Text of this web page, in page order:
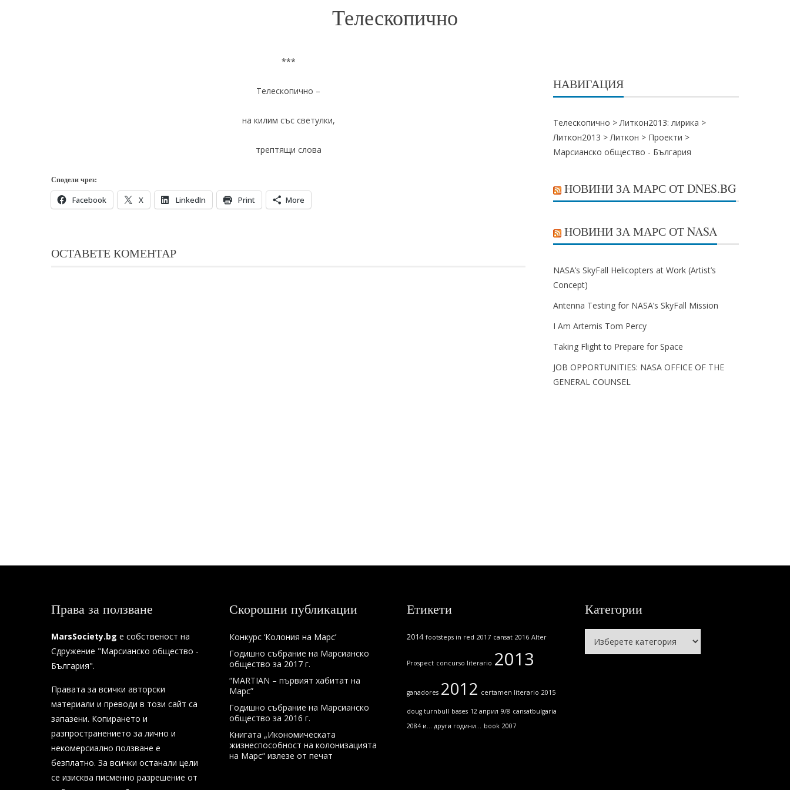
Телескопично
***
Телескопично –
на килим със светулки,
трептящи слова
Сподели чрез:
Facebook X LinkedIn Print More
ОСТАВЕТЕ КОМЕНТАР
НАВИГАЦИЯ
Телескопично >Литкон2013: лирика >
Литкон2013 >Литкон > Проекти >
Марсианско общество - България
НОВИНИ ЗА МАРС ОТ DNES.BG
НОВИНИ ЗА МАРС ОТ NASA
NASA’s SkyFall Helicopters at Work (Artist’s
Concept)
Antenna Testing for NASA’s SkyFall Mission
I Am Artemis Tom Percy
Taking Flight to Prepare for Space
JOB OPPORTUNITIES: NASA OFFICE OF THE
GENERAL COUNSEL
Права за ползване
MarsSociety.bg е собственост на
Сдружение "Марсианско общество -
България".
Правата за всички авторски
материали и преводи в този сайт са
запазени. Копирането и
разпространението за лично и
некомерсиално ползване е
безплатно. За всички останали цели
се изисква писменно разрешение от
Скорошни публикации
Конкурс ‘Колония на Марс’
Годишно събрание на Марсианско
общество за 2017 г.
“MARTIAN – първият хабитат на
Марс”
Годишно събрание на Марсианско
общество за 2016 г.
Книгата „Икономическата
жизнеспособност на колонизацията
на Марс“ излезе от печат
Етикети
2014 footsteps in red 2017 cansat 2016 Alter
Prospect concurso literario 2013
ganadores 2012 certamen literario 2015
doug turnbull bases 12 април 9/8 cansatbulgaria
2084 и... други години... book 2007
Категории
Категории